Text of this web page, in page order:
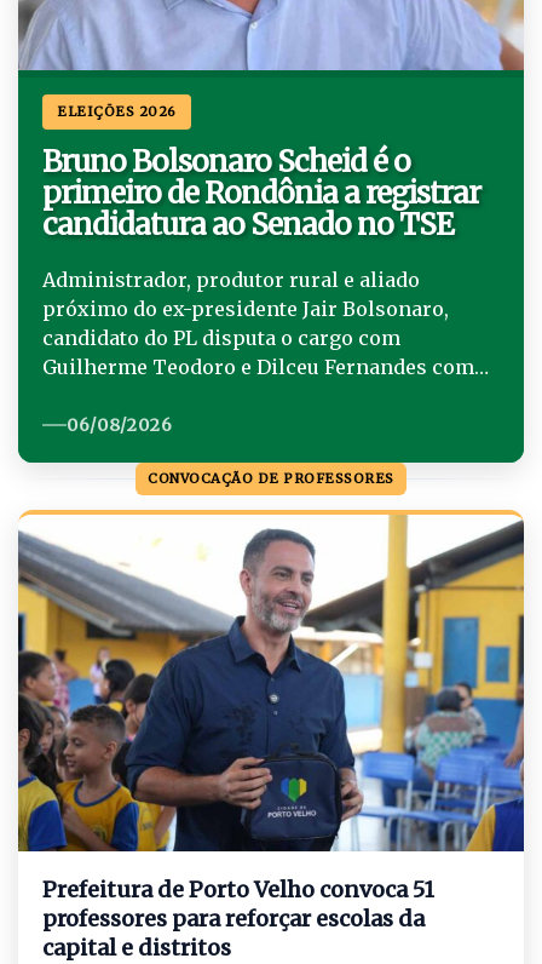
ELEIÇÕES 2026
Bruno Bolsonaro Scheid é o
primeiro de Rondônia a registrar
candidatura ao Senado no TSE
Administrador, produtor rural e aliado
próximo do ex-presidente Jair Bolsonaro,
candidato do PL disputa o cargo com
Guilherme Teodoro e Dilceu Fernandes como
liberdade, do agronegócio, da propriedade
relacionada ao 8 de janeiro e do equilíbrio
entre os Poderes.
06/08/2026
CONVOCAÇÃO DE PROFESSORES
Prefeitura de Porto Velho convoca 51
professores para reforçar escolas da
capital e distritos